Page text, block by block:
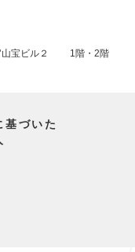
山宝ビル２ 1階・2階
基づいた